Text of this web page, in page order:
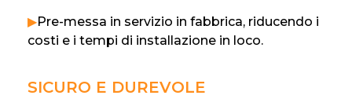
▶Pre-messa in servizio in fabbrica, riducendo i
costi e i tempi di installazione in loco.
SICURO E DUREVOLE